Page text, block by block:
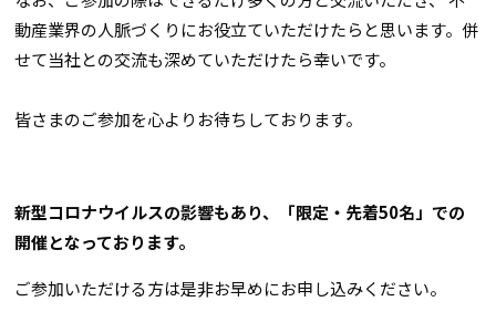
動産業界の人脈づくりにお役立ていただけたらと思います。併
せて当社との交流も深めていただけたら幸いです。
皆さまのご参加を心よりお待ちしております。
新型コロナウイルスの影響もあり、「限定・先着50名」での
開催となっております。
ご参加いただける方は是非お早めにお申し込みください。